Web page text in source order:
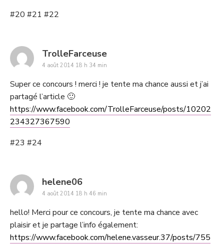
#20 #21 #22
TrolleFarceusesays:
4 août 2014 18 h 34 min
Super ce concours ! merci ! je tente ma chance aussi et j’ai
partagé l’article 🙂
https://www.facebook.com/TrolleFarceuse/posts/10202
234327367590
#23 #24
helene06says:
4 août 2014 18 h 46 min
hello! Merci pour ce concours, je tente ma chance avec
plaisir et je partage l’info également:
https://www.facebook.com/helene.vasseur.37/posts/755